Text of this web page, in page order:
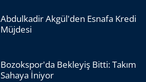
Abdulkadir Akgül'den Esnafa Kredi
Müjdesi
Bozokspor'da Bekleyiş Bitti: Takım
Sahaya İniyor